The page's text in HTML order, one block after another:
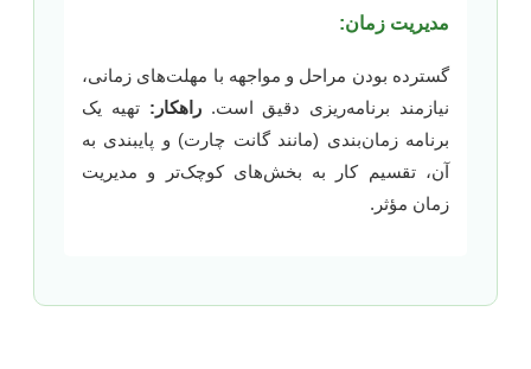
مدیریت زمان:
گسترده بودن مراحل و مواجهه با مهلت‌های زمانی،
نیازمند برنامه‌ریزی دقیق است.راهکار: تهیه یک
برنامه زمان‌بندی (مانند گانت چارت) و پایبندی به
آن، تقسیم کار به بخش‌های کوچک‌تر و مدیریت
زمان مؤثر.